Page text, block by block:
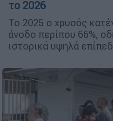
το 2026
Το 2025 ο χρυσός
άνοδο περίπου 66%,
ιστορικά υψηλά